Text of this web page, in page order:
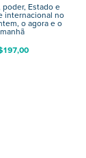
Estado e
internacional no
o agora e o
197,00